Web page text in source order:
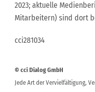
2023; aktuelle
Mitarbeitern) sind dort
cci281034
© cci Dialog GmbH
Jede Art der Vervielfältigung,